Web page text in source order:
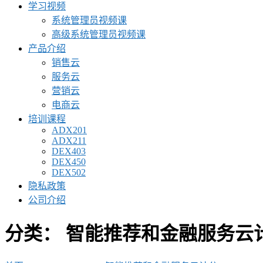
学习视频
系统管理员视频课
高级系统管理员视频课
产品介绍
销售云
服务云
营销云
电商云
培训课程
ADX201
ADX211
DEX403
DEX450
DEX502
隐私政策
公司介绍
分类： 智能推荐和金融服务云